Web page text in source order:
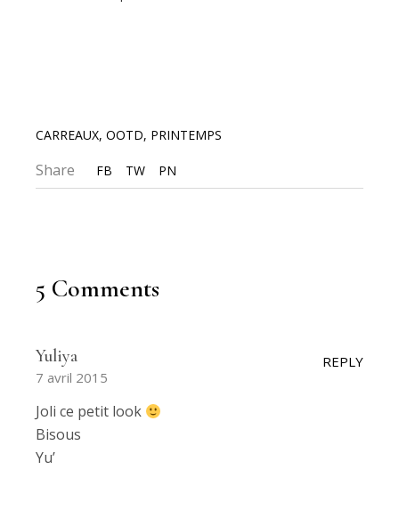
CARREAUX,OOTD, PRINTEMPS
Share FB TW PN
5 Comments
Yuliya
7 avril 2015
REPLY
Joli ce petit look
Bisous
Yu’